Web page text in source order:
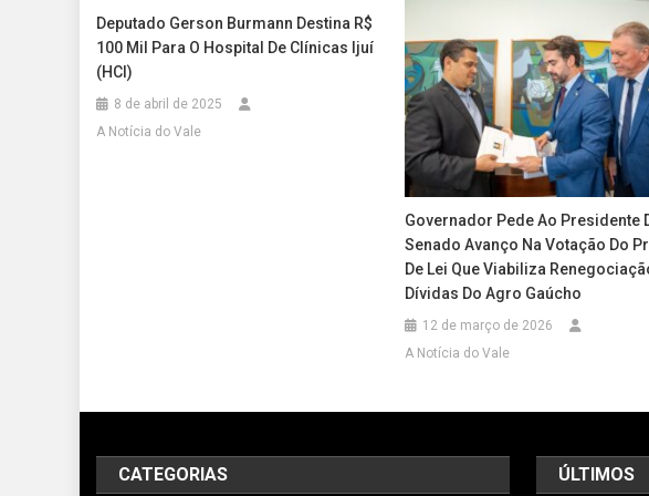
Deputado Gerson Burmann Destina R$
100 Mil Para O Hospital De Clínicas Ijuí
(HCI)
8 de abril de 2025
A Notícia do Vale
Governador Pede Ao Presidente
Senado Avanço Na Votação Do
De Lei Que Viabiliza
Dívidas Do Agro Gaúcho
12 de março de 2026
A Notícia do Vale
CATEGORIAS ÚLTIMOS